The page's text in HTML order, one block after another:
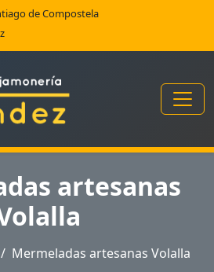
de Compostela
artesanas
Mermeladas artesanas Volalla